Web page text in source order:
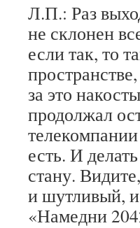
Л.П.: Раз
не склонен
если так, то
за это
продолжал
есть. И
стану.
и шутливый,
«Намедни